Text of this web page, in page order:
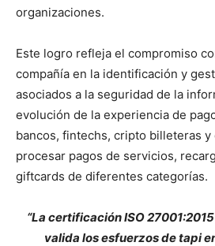
organizaciones.
Este logro refleja el compromiso
compañía en la identificación y
asociados a la seguridad de la
evolución de la experiencia de
bancos, fintechs, cripto billeteras y
procesar pagos de servicios,
giftcards de diferentes categorías.
“La certificación ISO
valida los esfuerzos de tapi